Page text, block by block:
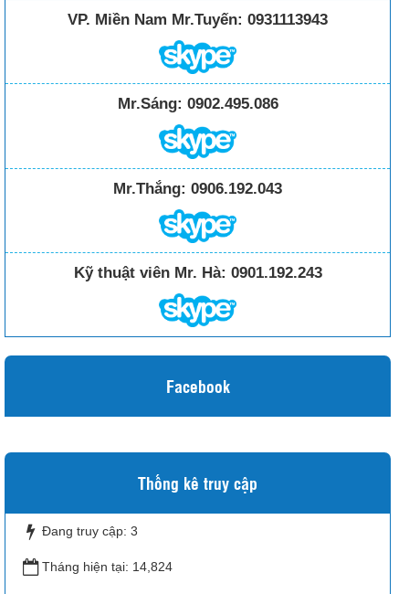
VP. Miền Nam Mr.Tuyến: 0931113943
Mr.Sáng: 0902.495.086
Mr.Thắng: 0906.192.043
Kỹ thuật viên Mr. Hà: 0901.192.243
Facebook
Thống kê truy cập
Đang truy cập: 3
Tháng hiện tại: 14,824